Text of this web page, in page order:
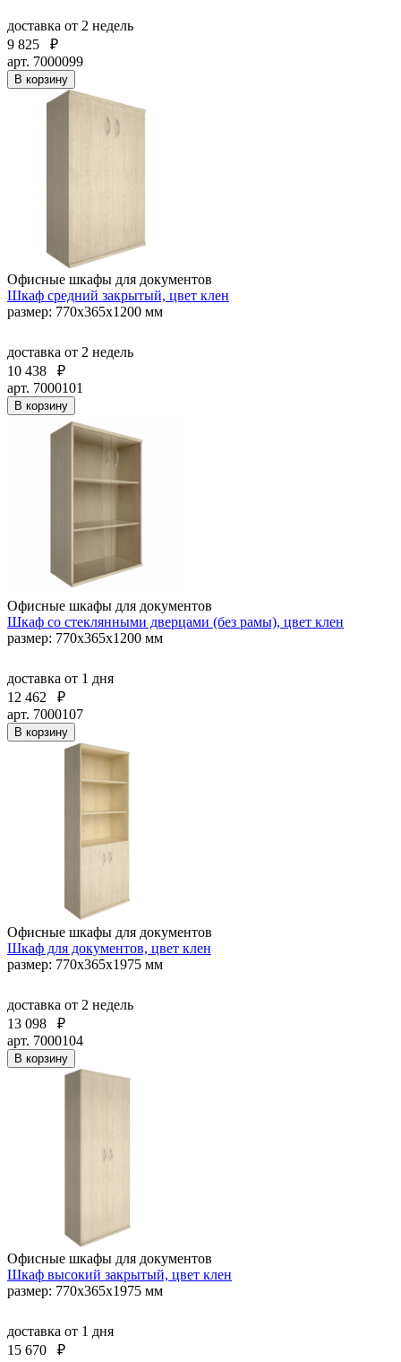
доставка от 2 недель
9 825
₽
арт. 7000099
В корзину
Офисные шкафы для документов
Шкаф средний закрытый, цвет клен
размер: 770х365х1200 мм
доставка от 2 недель
10 438
₽
арт. 7000101
В корзину
Офисные шкафы для документов
Шкаф со стеклянными дверцами (без рамы), цвет клен
размер: 770х365х1200 мм
доставка от 1 дня
12 462
₽
арт. 7000107
В корзину
Офисные шкафы для документов
Шкаф для документов, цвет клен
размер: 770х365х1975 мм
доставка от 2 недель
13 098
₽
арт. 7000104
В корзину
Офисные шкафы для документов
Шкаф высокий закрытый, цвет клен
размер: 770х365х1975 мм
доставка от 1 дня
15 670
₽